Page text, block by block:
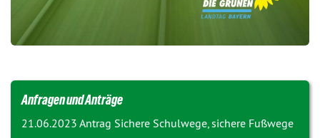
Anfragen und Anträge
21.06.2023 Antrag Sichere Schulwege, sichere Fußwege